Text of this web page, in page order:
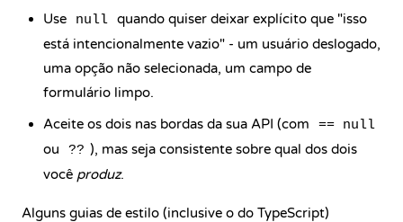
Use
null quando quiser deixar explícito que "isso
está intencionalmente vazio" - um usuário deslogado,
uma opção não selecionada, um campo de
formulário limpo.
Aceite os dois nas bordas da sua API (com
== null
ou ?? ), mas seja consistente sobre qual dos dois
você produz.
Alguns guias de estilo (inclusive o do TypeScript)